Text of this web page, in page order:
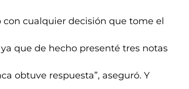
con cualquier decisión que tome el
que de hecho presenté tres notas
obtuve respuesta”, aseguró. Y